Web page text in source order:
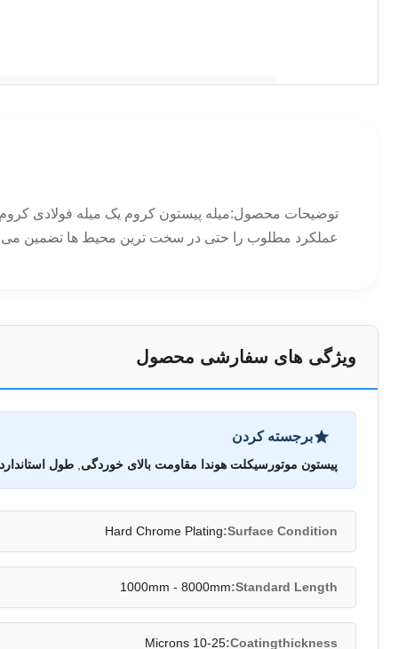
توضیحات محصول:میله پیستون کروم یک میله فولادی
عملکرد مطلوب را حتی در سخت ترین محیط ها تضمین می
ویژگی های سفارشی محصول
برجسته کردن
پیستون موتورسیکلت هوندا مقاومت بالای خوردگی طول
Surface Condition:
Hard Chrome Plating
Standard Length:
1000mm - 8000mm
Coatingthickness:
10-25 Microns